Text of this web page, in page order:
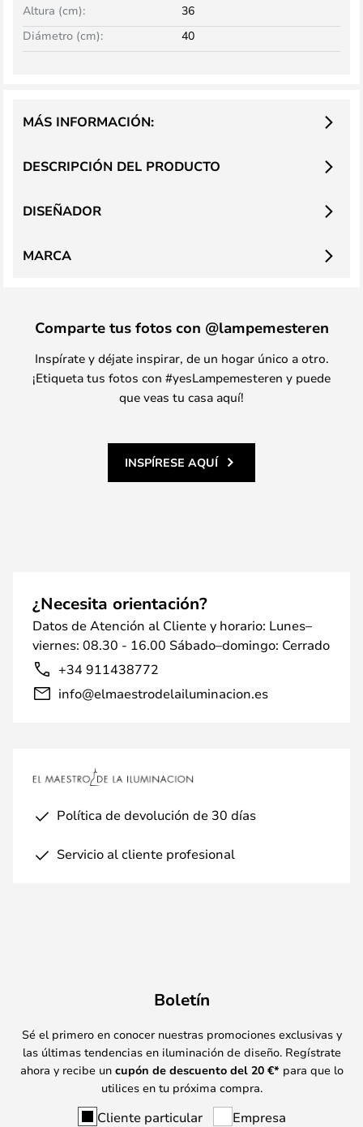
Altura (cm):
36
Diámetro (cm):
40
DESCRIPCIÓN DEL PRODUCTO
MÁS INFORMACIÓN:
DISEÑADOR
MARCA
Comparte tus fotos con @lampemesteren
Inspírate y déjate inspirar, de un hogar único a otro.
¡Etiqueta tus fotos con #yesLampemesteren y puede
que veas tu casa aquí!
INSPÍRESE AQUÍ
¿Necesita orientación?
Datos de Atención al Cliente y horario: Lunes–
viernes: 08.30 - 16.00 Sábado–domingo: Cerrado
+34 911438772
info@elmaestrodelailuminacion.es
Política de devolución de 30 días
Servicio al cliente profesional
Boletín
Sé el primero en conocer nuestras promociones exclusivas y
las últimas tendencias en iluminación de diseño. Regístrate
ahora y recibe un cupón de descuento del 20 €* para que lo
utilices en tu próxima compra.
Cliente particular Empresa